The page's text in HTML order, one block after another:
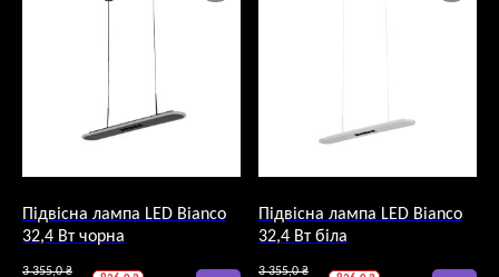
Підвісна лампа LED Bianco
32,4 Вт чорна
3 355,0₴Оригінальна
Підвісна лампа LED Bianco
32,4 Вт біла
3 355,0₴Оригінальна